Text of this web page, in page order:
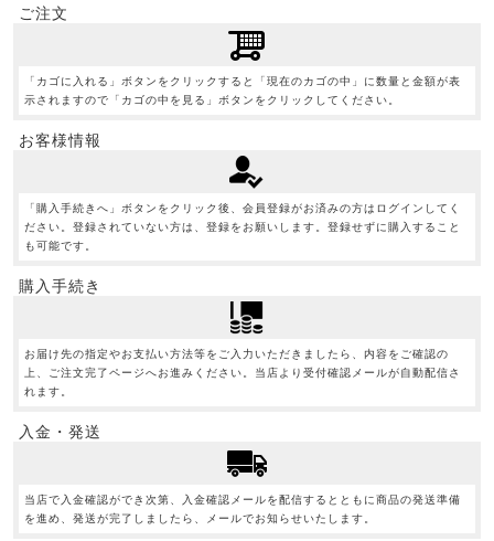
ご注文
「カゴに入れる」ボタンをクリックすると「現在のカゴの中」に数量と金額が表
示されますので「カゴの中を見る」ボタンをクリックしてください。
お客様情報
「購入手続きへ」ボタンをクリック後、会員登録がお済みの方はログインしてく
ださい。登録されていない方は、登録をお願いします。登録せずに購入すること
も可能です。
購入手続き
お届け先の指定やお支払い方法等をご入力いただきましたら、内容をご確認の
上、ご注文完了ページへお進みください。当店より受付確認メールが自動配信さ
れます。
入金・発送
当店で入金確認ができ次第、入金確認メールを配信するとともに商品の発送準備
を進め、発送が完了しましたら、メールでお知らせいたします。